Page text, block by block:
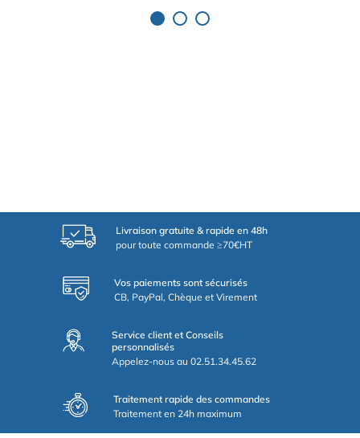
Livraison gratuite & rapide en 48h
pour toute commande ≥70€HT
Vos paiements sont sécurisés
CB, PayPal, Chèque et Virement
Service client et Conseils
personnalisés
Appelez-nous au 02.51.34.45.62
Traitement rapide des commandes
Traitement en 24h maximum